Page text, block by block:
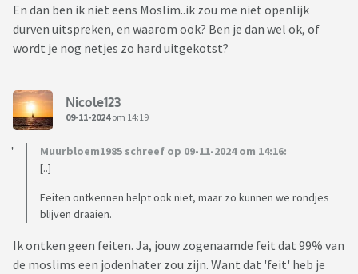
En dan ben ik niet eens Moslim..ik zou me niet openlijk
durven uitspreken, en waarom ook? Ben je dan wel ok, of
wordt je nog netjes zo hard uitgekotst?
Nicole123
09-11-2024om 14:19
Muurbloem1985 schreef op 09-11-2024 om 14:16:
[..]
Feiten ontkennen helpt ook niet, maar zo kunnen we rondjes
blijven draaien.
Ik ontken geen feiten. Ja, jouw zogenaamde feit dat 99% van
de moslims een jodenhater zou zijn. Want dat 'feit' heb je